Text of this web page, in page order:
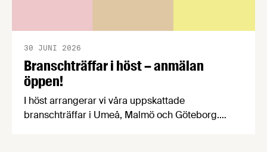
Branschträffar i höst – anmälan
öppen!
30 JUNI 2026
I höst arrangerar vi våra uppskattade
branschträffar i Umeå, Malmö och Göteborg.